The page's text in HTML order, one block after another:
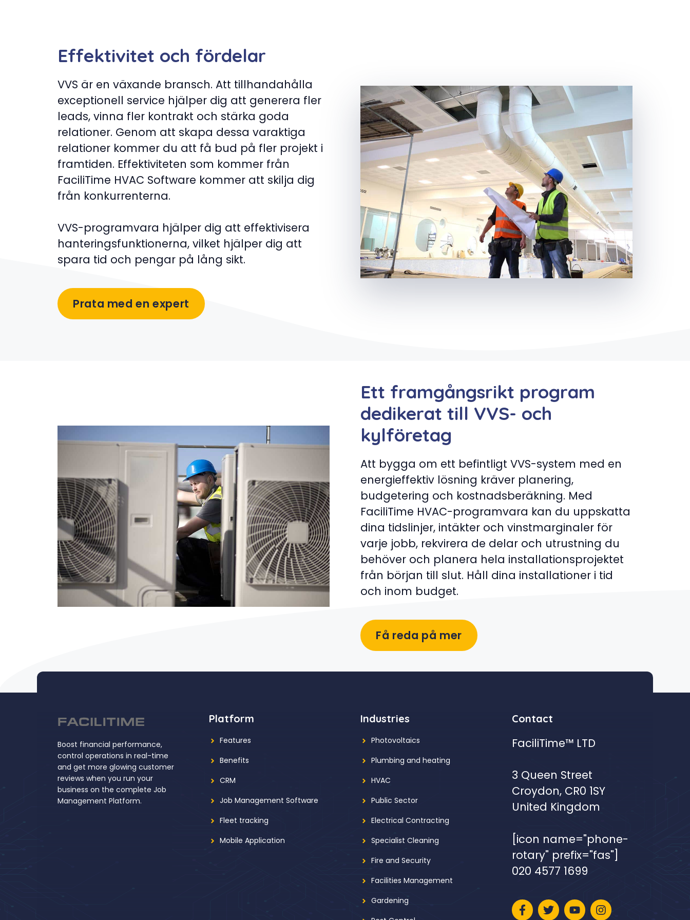
Effektivitet och fördelar
VVS är en växande bransch. Att tillhandahålla
exceptionell service hjälper dig att generera fler
leads, vinna fler kontrakt och stärka goda
relationer. Genom att skapa dessa varaktiga
relationer kommer du att få bud på fler projekt i
framtiden. Effektiviteten som kommer från
FaciliTime HVAC Software kommer att skilja dig
från konkurrenterna.
VVS-programvara hjälper dig att effektivisera
hanteringsfunktionerna, vilket hjälper dig att
spara tid och pengar på lång sikt.
Prata med en expert
Ett framgångsrikt program
dedikerat till VVS- och
kylföretag
Att bygga om ett befintligt VVS-system med en
energieffektiv lösning kräver planering,
budgetering och kostnadsberäkning. Med
FaciliTime HVAC-programvara kan du uppskatta
dina tidslinjer, intäkter och vinstmarginaler för
varje jobb, rekvirera de delar och utrustning du
behöver och planera hela installationsprojektet
från början till slut. Håll dina installationer i tid
och inom budget.
Få reda på mer
Boost financial performance,
control operations in real-time
and get more glowing customer
reviews when you run your
business on the complete Job
Management Platform.
Platform
Features
Benefits
CRM
Job Management Software
Fleet tracking
Mobile Application
Industries
Photovoltaics
Plumbing and heating
HVAC
Public Sector
Electrical Contracting
Specialist Cleaning
Fire and Security
Facilities Management
Gardening
Contact
FaciliTime™ LTD
3 Queen Street
Croydon, CR0 1SY
United Kingdom
[icon name="phone-
rotary" prefix="fas"]
020 4577 1699